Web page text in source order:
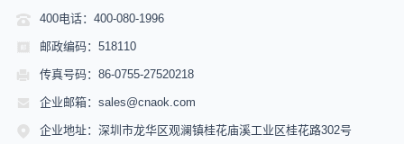
400电话：400-080-1996
邮政编码：518110
传真号码：86-0755-27520218
企业邮箱：sales@cnaok.com
企业地址：深圳市龙华区观澜镇桂花庙溪工业区桂花路302号